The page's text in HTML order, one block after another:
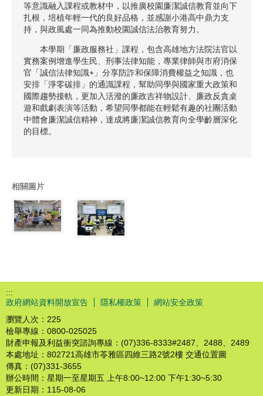
等意識融入課程或教材中，以推廣校園廉潔誠信教育並向下
扎根，培植年輕一代的良好品格，並感謝小港高中鼎力支
持，與政風處一同為推動校園誠信法治教育努力。
本學期「廉政服務社」課程，包含高雄地方法院法官以
實務案例增進學生民、刑事法律知能，專業律師與市府消保
官「誠信法律知識+」分享防詐和保障消費權益之知識，也
安排「淨零碳排」的通識課程，幫助同學與國家重大政策和
國際趨勢接軌，更加入活潑的廉政吉祥物設計、廉政反貪桌
遊和戲劇表演等活動，希望同學都能在輕鬆有趣的社團活動
中體會廉潔誠信精神，達成將廉潔誠信教育向全學齡層深化
的目標。
相關圖片
:::
政府網站資料開放宣告
隱私權政策
網站安全政策
瀏覽人次： 225
檢舉專線：0800-025025
財產申報及利益衝突諮詢專線：(07)336-8333#2487、2488、2489
本處地址：802721高雄市苓雅區四維三路2號2樓 交通位置圖
傳真：(07)331-3655
辦公時間：星期一至星期五 上午8:00~12:00 下午1:30~5:30
更新日期： 115-08-06